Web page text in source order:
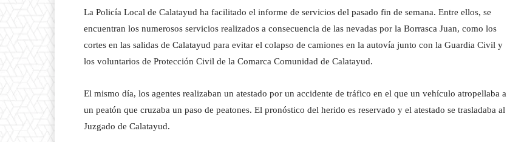
La Policía Local de Calatayud ha facilitado el informe de servicios del pasado fin de semana. Entre ellos, se
encuentran los numerosos servicios realizados a consecuencia de las nevadas por la Borrasca Juan, como los
cortes en las salidas de Calatayud para evitar el colapso de camiones en la autovía junto con la Guardia Civil y
los voluntarios de Protección Civil de la Comarca Comunidad de Calatayud.
El mismo día, los agentes realizaban un atestado por un accidente de tráfico en el que un vehículo atropellaba a
un peatón que cruzaba un paso de peatones. El pronóstico del herido es reservado y el atestado se trasladaba al
Juzgado de Calatayud.